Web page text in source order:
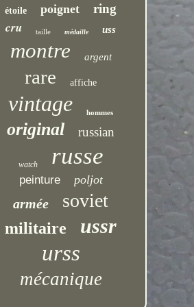
étoile poignet ring
cru taille médaille uss
montre argent
rare affiche
vintage hommes
original russian
watch russe
peinture poljot
armée soviet
militaire ussr
urss
mécanique